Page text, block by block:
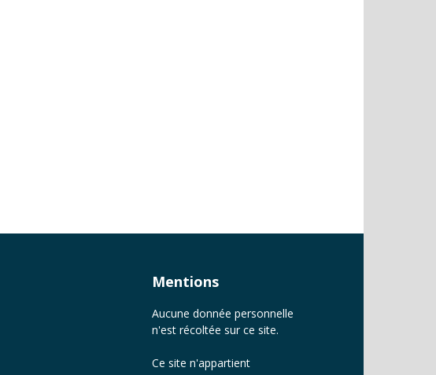
Mentions
Aucune donnée personnelle
n'est récoltée sur ce site.
Ce site n'appartient